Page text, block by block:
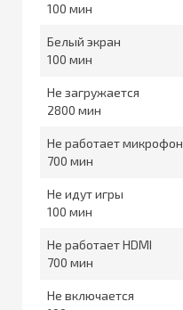
100
Белый экран
100
Не загружается
2800
Не работает микрофон
700
Не идут игры
100
Не работает HDMI
700
Не включается